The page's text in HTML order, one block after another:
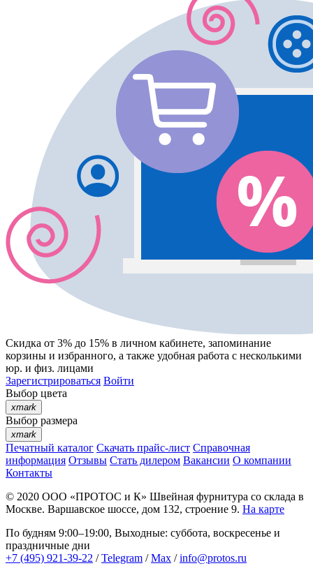
Скидка от 3% до 15% в личном кабинете, запоминание
корзины и избранного, а также удобная работа с несколькими
юр. и физ. лицами
Зарегистрироваться Войти
Выбор цвета
xmark
Выбор размера
xmark
Печатный каталог Скачать прайс-лист Справочная
информация Отзывы Стать дилером Вакансии О компании
Контакты
© 2020 ООО «ПРОТОС и К» Швейная фурнитура со склада в
Москве. Варшавское шоссе, дом 132, строение 9. На карте
По будням 9:00–19:00, Выходные: суббота, воскресенье и
праздничные дни
+7 (495) 921-39-22 /Telegram /Max /info@protos.ru